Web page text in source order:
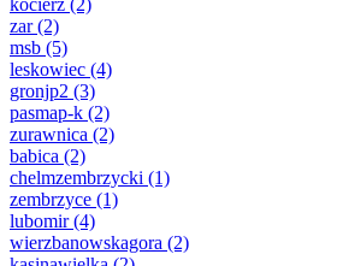
kocierz (2)
zar(2)
msb (5)
leskowiec (4)
gronjp2 (3)
pasmap-k (2)
zurawnica (2)
babica (2)
chelmzembrzycki (1)
zembrzyce (1)
lubomir(4)
wierzbanowskagora (2)